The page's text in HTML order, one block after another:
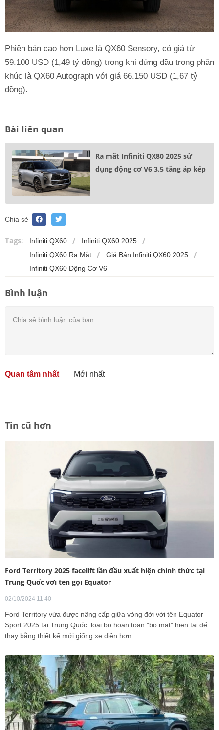
Phiên bản cao hơn Luxe là QX60 Sensory, có giá từ
59.100 USD (1,49 tỷ đồng) trong khi đứng đầu trong phân
khúc là QX60 Autograph với giá 66.150 USD (1,67 tỷ
đồng).
Bài liên quan
Ra mắt Infiniti QX80 2025 sử
dụng động cơ V6 3.5 tăng áp kép
Chia sẻ
Tags: Infiniti QX60
Infiniti QX60 2025
Infiniti QX60 Ra Mắt
Giá Bán Infiniti QX60 2025
Infiniti QX60 Động Cơ V6
Bình luận
Quan tâm nhất Mới nhất
Tin cũ hơn
Ford Territory 2025 facelift lần đầu xuất hiện chính thức tại
Trung Quốc với tên gọi Equator
02/10/2024 11:40
Ford Territory vừa được nâng cấp giữa vòng đời với tên Equator
Sport 2025 tại Trung Quốc, loại bỏ hoàn toàn "bộ mặt" hiện tại để
thay bằng thiết kế mới giống xe điện hơn.